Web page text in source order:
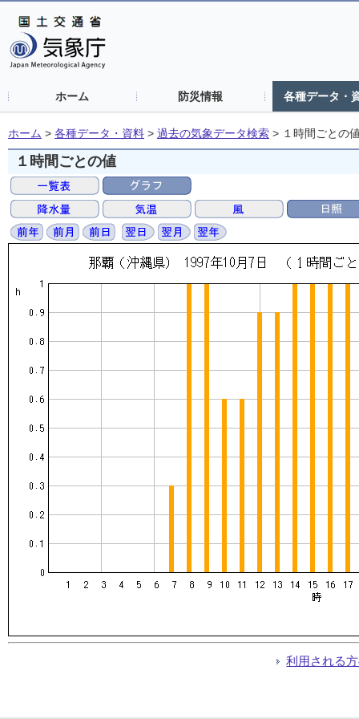
ホーム 防災情報 各種データ・
ホーム > 各種データ・資料 > 過去の気象データ検索 > １時間ごとの
１時間ごとの値
利用される